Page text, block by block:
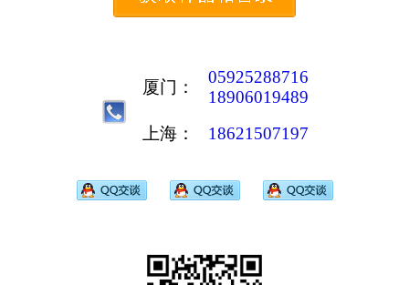
厦门：
05925288716
18906019489
上海：
18621507197